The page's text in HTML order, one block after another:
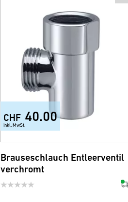
CHF 40.00
inkl. MwSt.
Brauseschlauch Entleerventil
verchromt